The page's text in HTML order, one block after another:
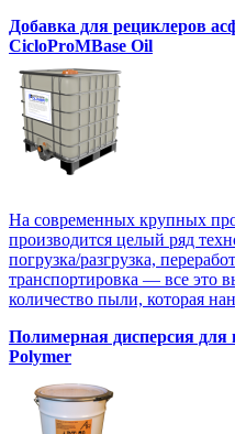
Добавка для рециклеров
CicloProMBase Oil
На современных крупных
производится целый ряд
погрузка/разгрузка,
транспортировка — все это
количество пыли, которая
Полимерная дисперсия
Polymer